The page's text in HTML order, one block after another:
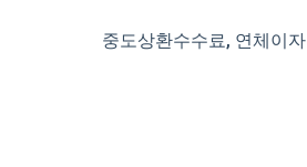
중도상환수수료, 연체이자